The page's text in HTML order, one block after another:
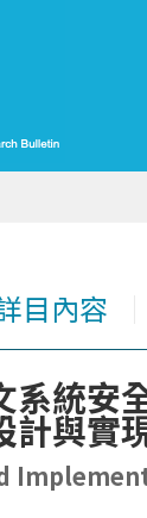
目內容
系統安
計與實